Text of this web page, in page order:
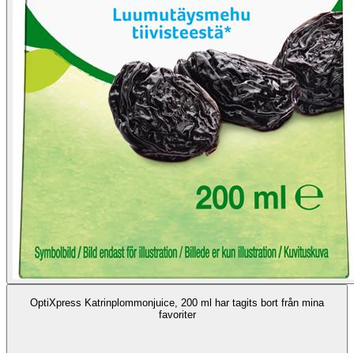
OptiXpress Katrinplommonjuice, 200 ml har tagits bort från mina
favoriter